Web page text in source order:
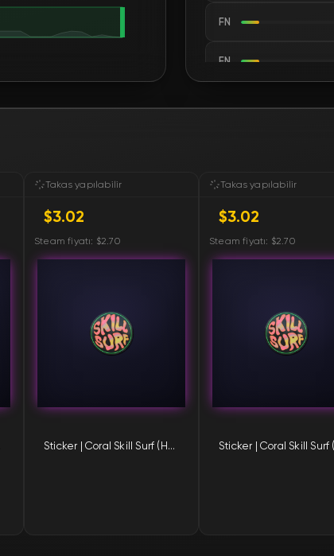
FN
FN
FN
FN
Takas yapılabilir
$3.02
Steam fiyatı: $2.70
Sticker | Coral Skill Surf (Holo)
Takas yapılabilir
$3.02
Steam fiyatı: $2.70